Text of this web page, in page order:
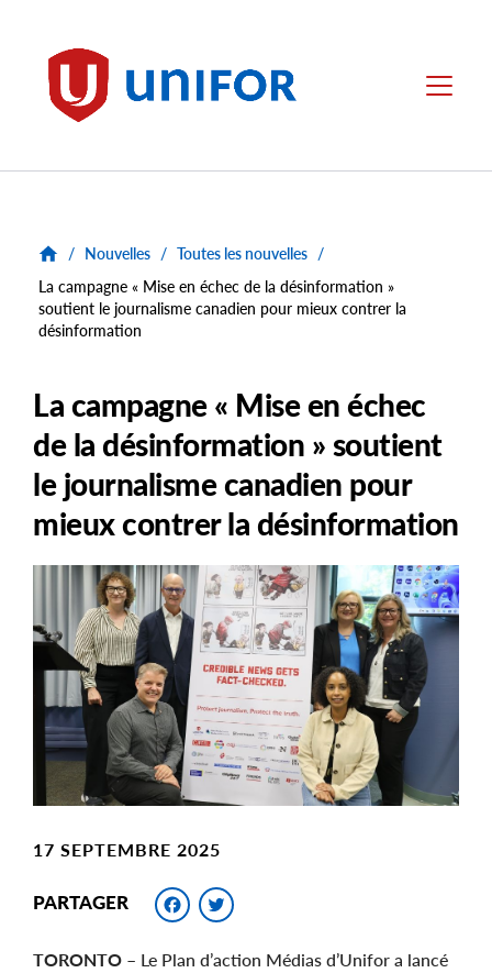
Unifor Menu
/ Nouvelles / Toutes les nouvelles /
La campagne « Mise en échec de la désinformation »
soutient le journalisme canadien pour mieux contrer la
désinformation
La campagne « Mise en échec
de la désinformation » soutient
le journalisme canadien pour
mieux contrer la désinformation
Image
Image
17 SEPTEMBRE 2025
PARTAGER Facebook
TORONTO – Le Plan d’action Médias d’Unifor a lancé